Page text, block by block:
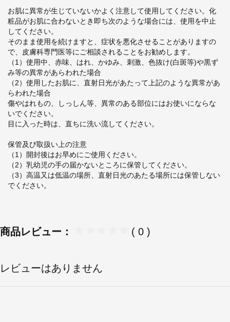
お肌に異常が生じていないかよく注意して使用してください。化
粧品がお肌に合わないとき即ち次のような場合には、使用を中止
してください。
そのまま使用を続けますと、症状を悪化させることがありますの
で、皮膚科専門医等にご相談されることをお勧めします。
（1）使用中、赤味、はれ、かゆみ、刺激、色抜け(白斑等)や黒ず
み等の異常があらわれた場合
（2）使用したお肌に、直射日光があたって上記のような異常があ
らわれた場合
傷やはれもの、しっしん等、異常のある部位にはお使いにならな
いでください。
目に入った時は、直ちに洗い流してください。
保管及び取扱い上の注意
（1）開封後はお早めにご使用ください。
（2）乳幼児の手の届かないところに保管してください。
（3）高温又は低温の場所、直射日光のあたる場所には保管しない
でください。
商品レビュー： ( 0 )
レビューはありません